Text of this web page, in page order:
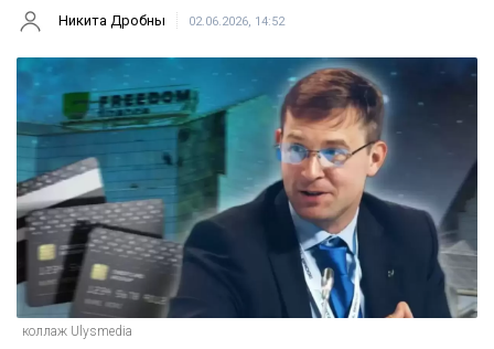
Никита Дробны 02.06.2026, 14:52
коллаж Ulysmedia